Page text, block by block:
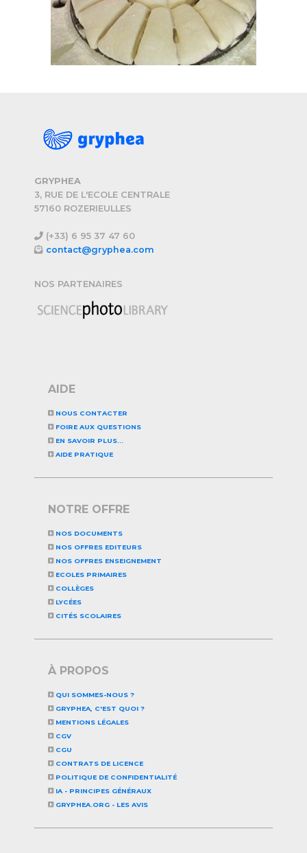
GRYPHEA
3, RUE DE L'ECOLE CENTRALE
57160 ROZERIEULLES
(+33) 6 95 37 47 60
contact@gryphea.com
NOS PARTENAIRES
AIDE
NOUS CONTACTER
FOIRE AUX QUESTIONS
EN SAVOIR PLUS...
AIDE PRATIQUE
NOTRE OFFRE
NOS DOCUMENTS
NOS OFFRES EDITEURS
NOS OFFRES ENSEIGNEMENT
ECOLES PRIMAIRES
COLLÈGES
LYCÉES
CITÉS SCOLAIRES
À PROPOS
QUI SOMMES-NOUS ?
GRYPHEA, C'EST QUOI ?
MENTIONS LÉGALES
CGV
CGU
CONTRATS DE LICENCE
POLITIQUE DE CONFIDENTIALITÉ
IA - PRINCIPES GÉNÉRAUX
GRYPHEA.ORG - LES AVIS